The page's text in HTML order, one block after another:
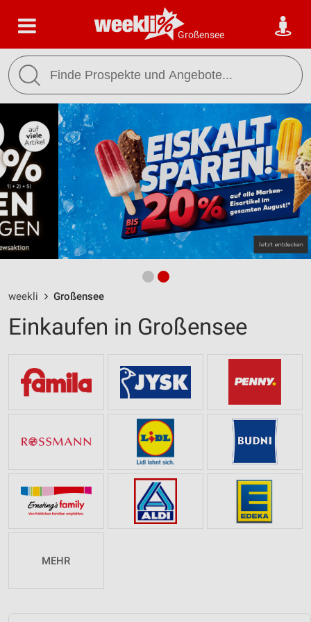
Großensee
weekli Großensee
Einkaufen in Großensee
MEHR